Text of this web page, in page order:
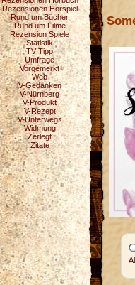
Rezensionen Hörspiel
Rund um Bücher
Rund um Filme
Rezension Spiele
Statistik
TV Tipp
Umfrage
Vorgemerkt
Web
V-Gedanken
V-Nürnberg
V-Produkt
V-Rezept
V-Unterwegs
Widmung
Zerlegt
Zitate